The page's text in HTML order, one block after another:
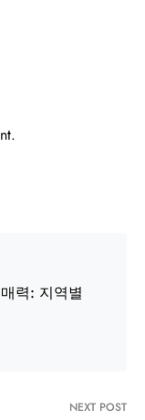
력: 지역별
NEXT POST